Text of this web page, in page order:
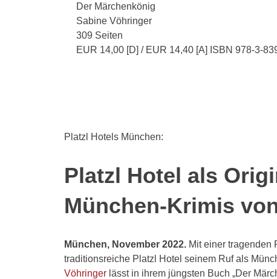
Der Märchenkönig
Sabine Vöhringer
309 Seiten
EUR 14,00 [D] / EUR 14,40 [A] ISBN 978-3-
Platzl Hotels München:
Platzl Hotel als
München-Krimis
München, November 2022.Mit einer tragenden
traditionsreiche Platzl Hotel seinem Ruf als
Vöhringerlässt in ihrem jüngsten Buch „Der